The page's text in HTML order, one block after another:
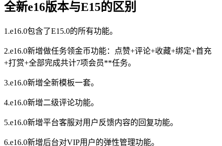
全新e16版本与E15的区别
1.e16.0包含了E15.0的所有功能。
2.e16.0新增做任务领金币功能：点赞+评论+收藏+绑定+首充
+打赏+全部完成共计7项会员**任务。
3.e16.0新增全新模板一套。
4.e16.0新增二级评论功能。
5.e16.0新增平台客服对用户反馈内容的回复功能。
6.e16.0新增后台对VIP用户的弹性管理功能。